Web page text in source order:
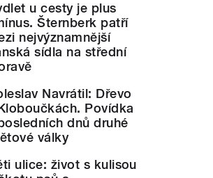
u cesty je plus
Šternberk patří
nejvýznamnější
sídla na střední
Navrátil: Dřevo
Povídka
dnů druhé
války
ulice: život s kulisou